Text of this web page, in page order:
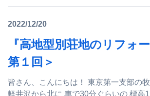
2022/12/20
『高地型別荘地のリフォ
第１回＞
皆さん、こんにちは！ 東京第一支部の牧野で
軽井沢から北に 車で30分ぐらいの 標高1100ｍにある 別